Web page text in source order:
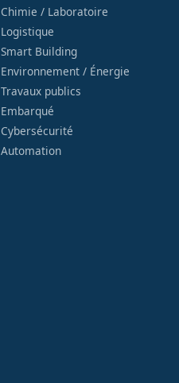
Chimie / Laboratoire
Logistique
Smart Building
Environnement / Énergie
Travaux publics
Embarqué
Cybersécurité
Automation